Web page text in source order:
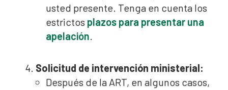
usted presente. Tenga en cuenta los
estrictos plazos para presentar una
apelación.
Solicitud de intervención ministerial:
Después de la ART, en algunos casos,